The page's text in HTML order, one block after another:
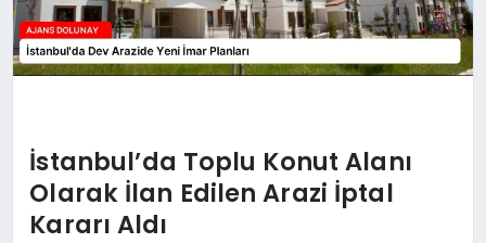
YAŞAM
İstanbul’da Toplu Konut Alanı
Olarak İlan Edilen Arazi İptal
Kararı Aldı